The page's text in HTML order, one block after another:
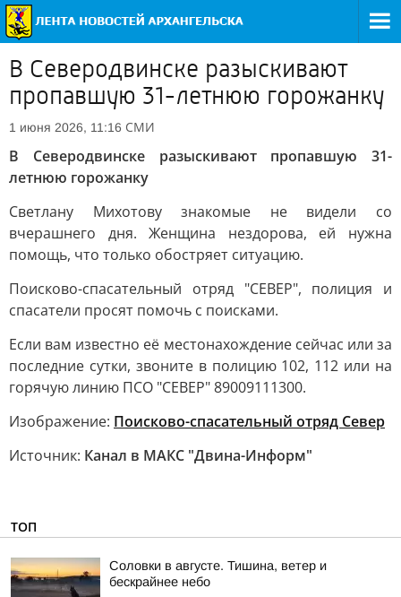
В Северодвинске разыскивают
пропавшую 31-летнюю горожанку
1 июня 2026, 11:16 СМИ
В Северодвинске разыскивают пропавшую 31-
летнюю горожанку
Светлану Михотову знакомые не видели со
вчерашнего дня. Женщина нездорова, ей нужна
помощь, что только обостряет ситуацию.
Поисково-спасательный отряд "СЕВЕР", полиция и
спасатели просят помочь с поисками.
Если вам известно её местонахождение сейчас или за
последние сутки, звоните в полицию 102, 112 или на
горячую линию ПСО "СЕВЕР" 89009111300.
Изображение: Поисково-спасательный отряд Север
Источник: Канал в МАКС "Двина-Информ"
ТОП
Соловки в августе. Тишина, ветер и
бескрайнее небо